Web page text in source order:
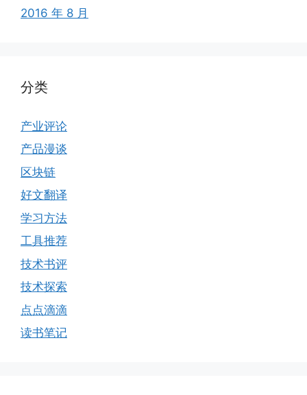
2016 年 8 月
分类
产业评论
产品漫谈
区块链
好文翻译
学习方法
工具推荐
技术书评
技术探索
点点滴滴
读书笔记